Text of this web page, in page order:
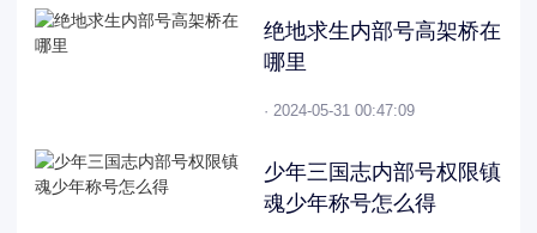
绝地求生内部号高架桥在
哪里
· 2024-05-31 00:47:09
少年三国志内部号权限镇
魂少年称号怎么得